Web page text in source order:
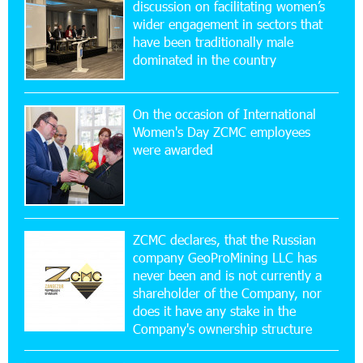
15:47:47 17-07-2026
Up to 25% idcoin when purchasing Flyone flight
tickets: Idram&IDBank
15:10:21 17-07-2026
Converse Bank Named Armenia’s Best Digital
Bank for Consumers by Euromoney
School Students Build Cybersecurity Skills
12:45:18 16-07-2026
Ucom Supports Installation of 10 kW Solar Plant
in Shenavan, Lori
20:34:31 14-07-2026
discussion on facilitating women’s
wider engagement in sectors that
have been traditionally male
dominated in the country
On the occasion of International
Women's Day ZCMC employees
were awarded
ZCMC declares, that the Russian
company GeoProMining LLC has
never been and is not currently a
shareholder of the Company, nor
does it have any stake in the
Company's ownership structure